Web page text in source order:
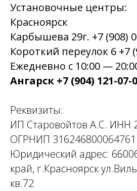
Установочные центры:
Красноярск
Карбышева 29г. +7 (908)
Короткий переулок 6 +7
Ежедневно с 10:00 —
Ангарск +7 (904) 121-07-
Реквизиты:
ИП Старовойтов А.С. ИНН
ОГРНИП 316246800064761
Юридический адрес:
край, г.Красноярск
кв.72